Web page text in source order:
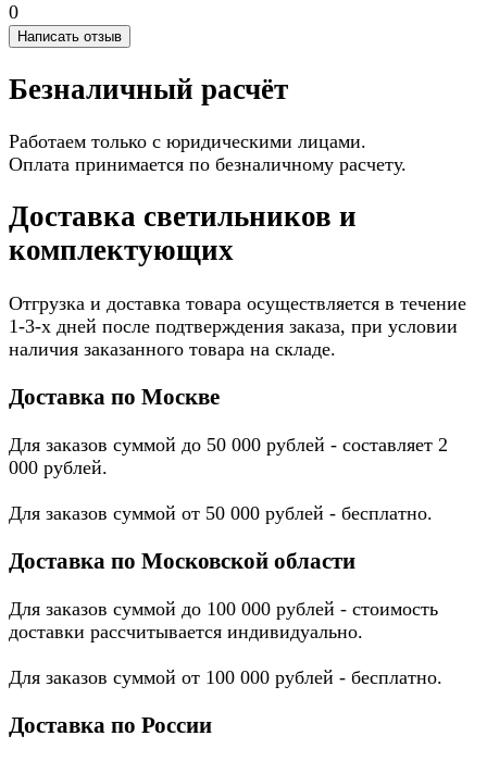
0
Написать отзыв
Безналичный расчёт
Работаем только с юридическими лицами.
Оплата принимается по безналичному расчету.
Доставка светильников и
комплектующих
Отгрузка и доставка товара осуществляется в течение
1-3-х дней после подтверждения заказа, при условии
наличия заказанного товара на складе.
Доставка по Москве
Для заказов суммой до 50 000 рублей - составляет 2
000 рублей.
Для заказов суммой от 50 000 рублей - бесплатно.
Доставка по Московской области
Для заказов суммой до 100 000 рублей - стоимость
доставки рассчитывается индивидуально.
Для заказов суммой от 100 000 рублей - бесплатно.
Доставка по России